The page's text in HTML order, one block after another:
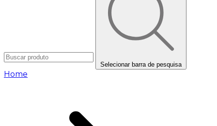
Selecionar barra de pesquisa
Home